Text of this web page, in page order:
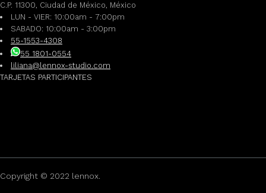
C.P. 11300, Ciudad de México, México
LUN - VIER: 10:00am - 7:00pm
SABADO: 10:00am - 3:00pm
55-1553-4308
55 1801-0554
liliana@lennox-studio.com
TARJETAS PARTICIPANTES
Copyright © 2022 lennox.